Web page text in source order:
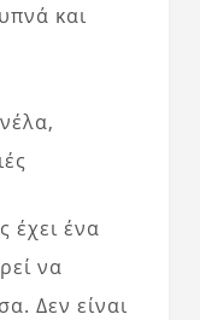
και
έχει ένα
να
Δεν είναι